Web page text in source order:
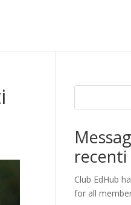
recenti
Club EdHub
for all